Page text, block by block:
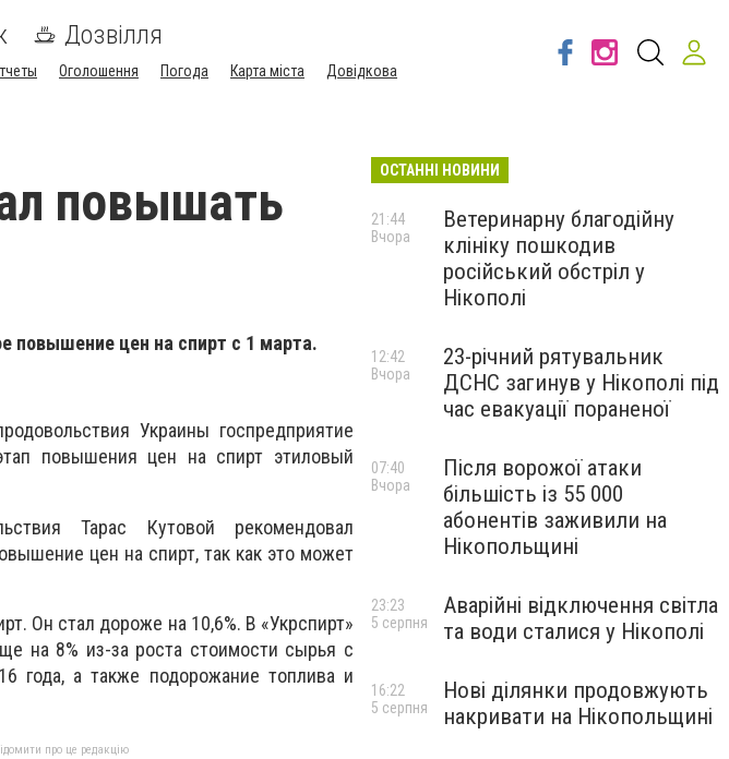
Дозвілля
Оголошення Погода Карта міста Довідкова
повышать
повышение цен на спирт с 1 марта.
Украины госпредприятие
повышения цен на спирт этиловый
Тарас Кутовой рекомендовал
цен на спирт, так как это может
Он стал дороже на 10,6%. В «Укрспирт»
на 8% из-за роста стоимости сырья с
года, а также подорожание топлива и
про це редакцію
ОСТАННІ НОВИНИ
Ветеринарну благодійну
клініку пошкодив
російський обстріл у
Нікополі
21:44
Вчора
23-річний рятувальник
ДСНС загинув у Нікополі під
час евакуації пораненої
12:42
Вчора
Після ворожої атаки
більшість із 55 000
абонентів заживили на
Нікопольщині
07:40
Вчора
Аварійні відключення світла
та води сталися у Нікополі
23:23
5 серпня
Нові ділянки продовжують
накривати на Нікопольщині
16:22
5 серпня